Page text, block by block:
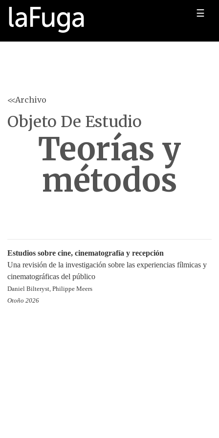
☰
<<Archivo
Objeto De Estudio
Teorías y
métodos
Estudios sobre cine, cinematografía y recepción
Una revisión de la investigación sobre las experiencias fílmicas y
cinematográficas del público
Daniel Bilteryst, Philippe Meers
Otoño 2026